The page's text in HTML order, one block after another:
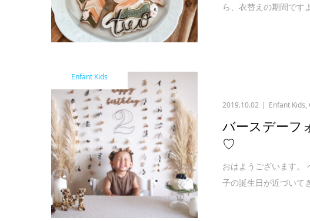
ら、衣替えの期間です
Enfant Kids
2019.10.02 Enfant Kids,
バースデーフ
♡
おはようございます。
子の誕生日が近づいて